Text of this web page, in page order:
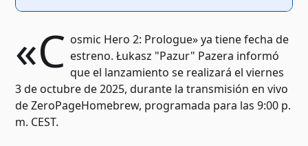
«C osmic Hero 2: Prologue» ya tiene fecha de
estreno. Łukasz "Pazur" Pazera informó
que el lanzamiento se realizará el viernes
3 de octubre de 2025, durante la transmisión en vivo
de ZeroPageHomebrew, programada para las 9:00 p.
m. CEST.